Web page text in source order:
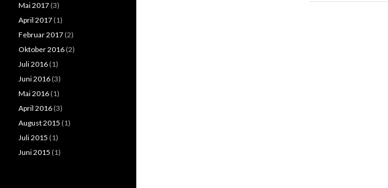
Mai 2017 (3)
April 2017 (1)
Februar 2017 (2)
Oktober 2016 (2)
Juli 2016 (1)
Juni 2016 (3)
Mai 2016 (1)
April 2016 (3)
August 2015 (1)
Juli 2015 (1)
Juni 2015 (1)